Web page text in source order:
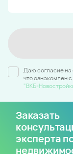
Даю согласие на
что ознакомлен c
"ВКБ-
Заказать
эксперта